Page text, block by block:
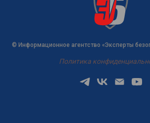
© Информационное агентство «Эксперты
Политика